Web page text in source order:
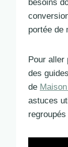
besoins
portée de
Pour aller
des
de
astuces